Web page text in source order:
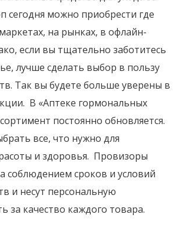
сегодня можно приобрести где
на рынках, в офлайн-
если вы тщательно заботитесь
лучше сделать выбор в пользу
Так вы будете больше уверены в
В «Аптеке гормональных
постоянно обновляется.
все, что нужно для
и здоровья. Провизоры
соблюдением сроков и условий
и несут персональную
за качество каждого товара.